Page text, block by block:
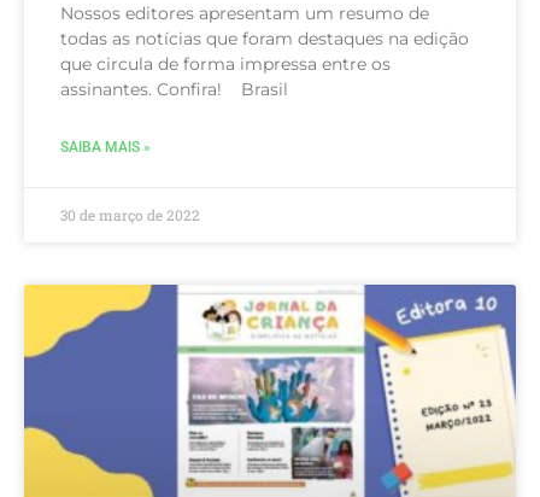
Nossos editores apresentam um resumo de
todas as notícias que foram destaques na edição
que circula de forma impressa entre os
assinantes. Confira! Brasil
SAIBA MAIS »
30 de março de 2022